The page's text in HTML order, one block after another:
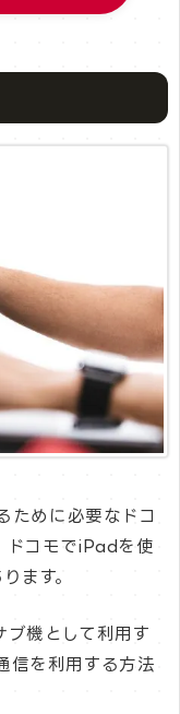
ために必要なドコ
ドコモでiPadを使
ます。
ブ機として利用す
信を利用する方法